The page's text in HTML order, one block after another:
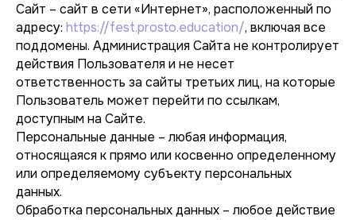
Сайт – сайт в сети «Интернет», расположенный по
адресу: https://fest.prosto.education/, включая все
поддомены. Администрация Сайта не контролирует
действия Пользователя и не несет
ответственность за сайты третьих лиц, на которые
Пользователь может перейти по ссылкам,
доступным на Сайте.
Персональные данные – любая информация,
относящаяся к прямо или косвенно определенному
или определяемому субъекту персональных
данных.
Обработка персональных данных – любое действие